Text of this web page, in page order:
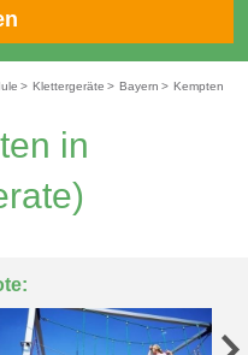
> Klettergeräte > Bayern > Kempten
in